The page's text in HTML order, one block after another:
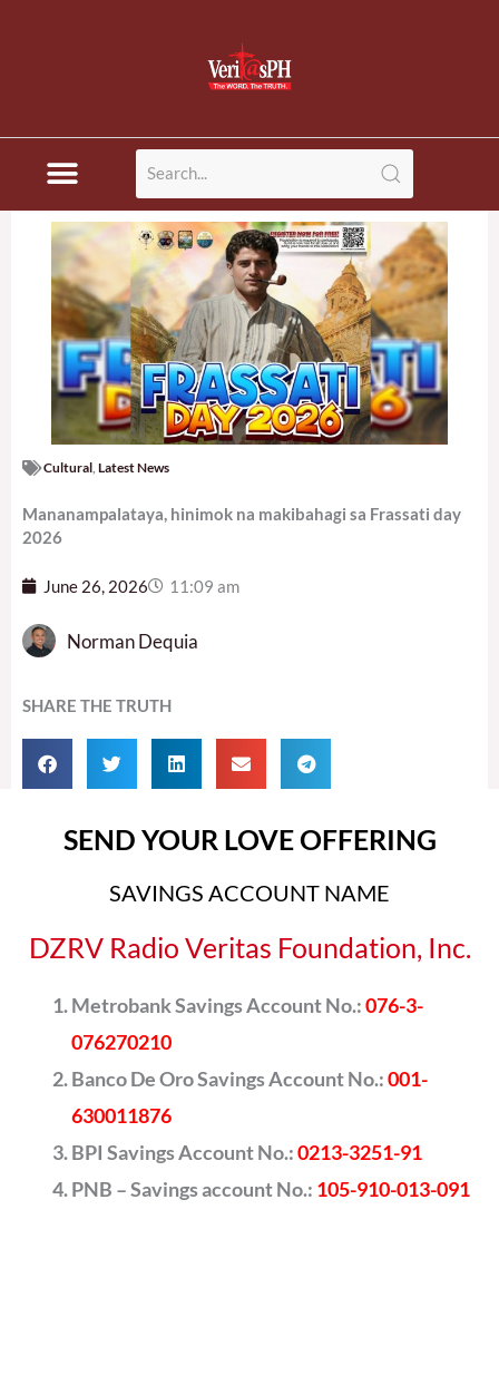
Cultural Latest News
Mananampalataya, hinimok na makibahagi sa Frassati day
2026
June 26, 2026 11:09 am
Norman Dequia
SHARE THE TRUTH
SEND YOUR LOVE OFFERING
SAVINGS ACCOUNT NAME
DZRV Radio Veritas Foundation, Inc.
Metrobank Savings Account No.:076-3-
076270210
Banco De Oro Savings Account No.:001-
630011876
BPI Savings Account No.:0213-3251-91
PNB – Savings account No.: 105-910-013-091